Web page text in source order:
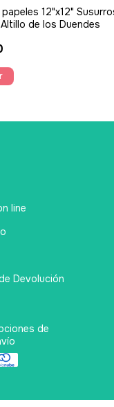
12"x12"
de los Duendes
line
Devolución
de